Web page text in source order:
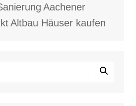
Aachener
Altbau Häuser kaufen